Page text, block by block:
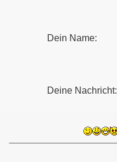
Dein Name:
Deine Nachricht: